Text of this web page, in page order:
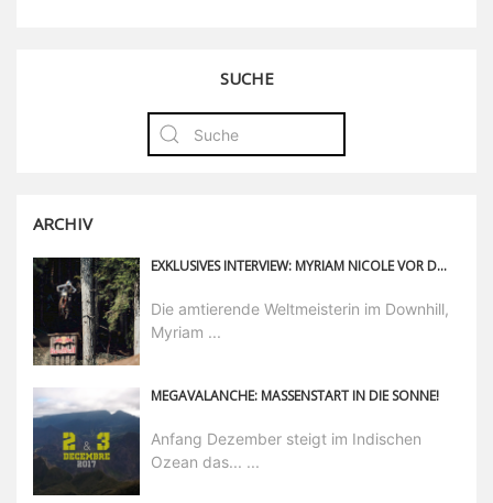
SUCHE
ARCHIV
EXKLUSIVES INTERVIEW: MYRIAM NICOLE VOR DEM START IN LENZERHEIDE
Die amtierende Weltmeisterin im Downhill,
Myriam ...
MEGAVALANCHE: MASSENSTART IN DIE SONNE!
Anfang Dezember steigt im Indischen
Ozean das... ...